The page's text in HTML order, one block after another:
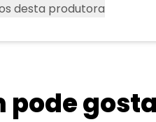
desta produtora